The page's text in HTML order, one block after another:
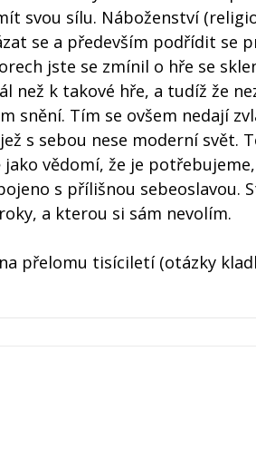
svou sílu. Náboženství
se a především podřídit se
jste se zmínil o hře se
než k takové hře, a tudíž že
snění. Tím se ovšem nedají
s sebou nese moderní svět.
vědomí, že je
s přílišnou sebeoslavou.
a kterou si sám nevolím.
přelomu tisíciletí (otázky